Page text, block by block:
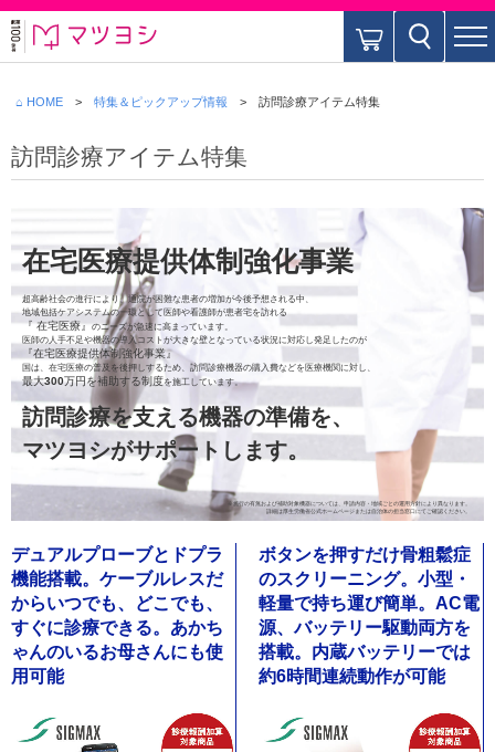
⌂ HOME 特集＆ピックアップ情報 訪問診療アイテム特集
訪問診療アイテム特集
在宅医療提供体制強化事業
超高齢社会の進行により、通院が困難な患者の増加が今後予想される中、
地域包括ケアシステムの一環として医師や看護師が患者宅を訪れる
『 在宅医療』のニーズが急速に高まっています。
医師の人手不足や機器の導入コストが大きな壁となっている状況に対応し発足したのが
『在宅医療提供体制強化事業』
国は、在宅医療の普及を後押しするため、訪問診療機器の購入費などを医療機関に対し、
最大300万円を補助する制度を施工しています。
訪問診療を支える機器の準備を、
マツヨシがサポートします。
※施行の有無および補助対象機器については、申請内容・地域ごとの運用方針により異なります。
詳細は厚生労働省公式ホームページまたは自治体の担当窓口にてご確認ください。
デュアルプローブとドプラ
機能搭載。ケーブルレスだ
からいつでも、どこでも、
すぐに診療できる。あかち
ゃんのいるお母さんにも使
用可能
ボタンを押すだけ骨粗鬆症
のスクリーニング。小型・
軽量で持ち運び簡単。AC電
源、バッテリー駆動両方を
搭載。内蔵バッテリーでは
約6時間連続動作が可能